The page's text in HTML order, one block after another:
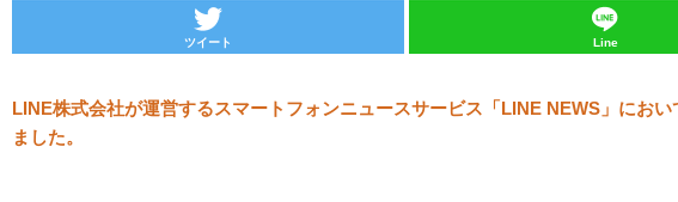
ツイート Line
LINE株式会社が運営するスマートフォンニュースサービス「LINE NEWS」にお
ました。